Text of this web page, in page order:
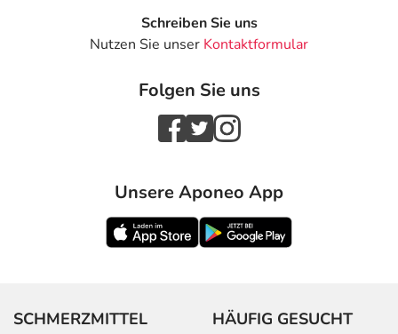
Schreiben Sie uns
Nutzen Sie unser Kontaktformular
Folgen Sie uns
Unsere Aponeo App
SCHMERZMITTEL HÄUFIG GESUCHT